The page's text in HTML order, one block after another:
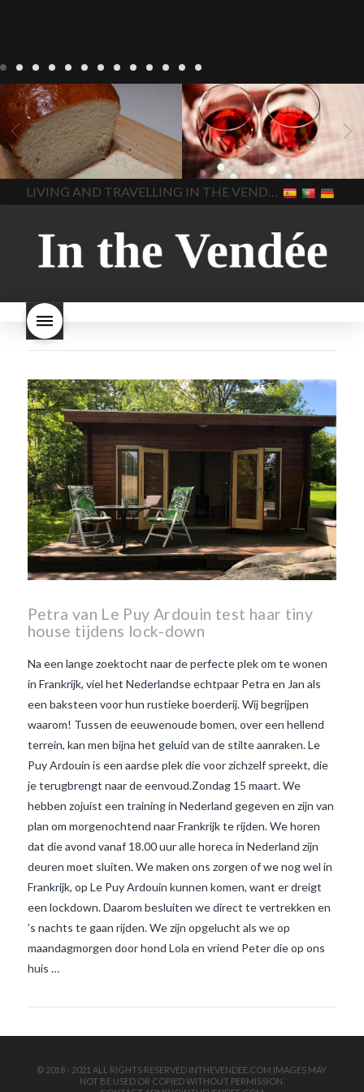
Recepten Wonen
baken in
Frankrijk bakken in de
Vendee
brood bakken
brood met gist gist brood
het beste brood hoe moet
ik brood bakken is melk
brood gezond is melkbrood
gezond mama's brood melk
brood melk brood en
wat is melkbrood
zijn melk
brood en brioche hetzelfde
brood
In The Vendee
Blog Wonen beaujolais
2022 Beaujolais Nouveau
2022 De wijnmakers laten
de druiventrossen gisten in
een anaërobe donderdag
17 november 2022 is
beaujolais dag hoe lang is
Beaujolais Nouveau
houdbaar hoeveel flessen
verkocht
is Beaujolais
Nouveau een fruitige wijn
kooldioxiderijke omgeving.
Nouveau naar? wat is
wanneer is beaujolais dag
wanneer is beaujolais
nouveau dag Wat is de dag
van Beaujolais Nouveau wat
is de traditie rond beaujolais
nouveau wat maakt
Beaujolais Nouveau zo
speciaal
wat zijn tannines
witte beaujolais nouveau
In The Vendee
LIVING AND TRAVELLING IN THE VENDÉE
VIEW POST
Petra van Le Puy Ardouin test haar tiny
house tijdens lock-down
Na een lange zoektocht naar de perfecte plek om te wonen
in Frankrijk, viel het Nederlandse echtpaar Petra en Jan als
een baksteen voor hun rustieke boerderij. Wij begrijpen
waarom! Tussen de eeuwenoude bomen, over een hellend
terrein, kan men bijna het geluid van de stilte aanraken. Le
Puy Ardouin is een aardse plek die voor zichzelf spreekt, die
je terugbrengt naar de eenvoud.Zondag 15 maart. We
hebben zojuist een training in Nederland gegeven en zijn van
plan om morgenochtend naar Frankrijk te rijden. We horen
dat die avond vanaf 18.00 uur alle horeca in Nederland zijn
deuren moet sluiten. We maken ons zorgen of we nog wel in
Frankrijk, op Le Puy Ardouin kunnen komen, want er dreigt
een lockdown. Daarom besluiten we direct te vertrekken en
’s nachts te gaan rijden. We zijn opgelucht als we op
maandagmorgen door hond Lola en vriend Peter die op ons
huis …
© 2018 - 2021 ALL RIGHTS RESERVED INTHEVENDEE.COM IMAGES MAY
NOT BE USED OR COPIED WITHOUT PERMISSION.